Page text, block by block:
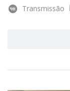
Transmissão